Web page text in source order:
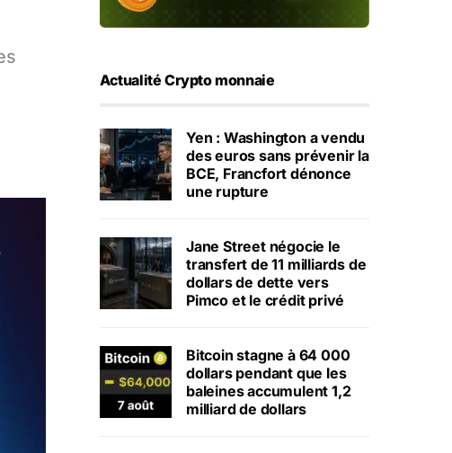
Actualité Crypto monnaie
Yen : Washington a vendu
des euros sans prévenir la
BCE, Francfort dénonce
une rupture
Jane Street négocie le
transfert de 11 milliards de
dollars de dette vers
Pimco et le crédit privé
Bitcoin stagne à 64 000
dollars pendant que les
baleines accumulent 1,2
milliard de dollars